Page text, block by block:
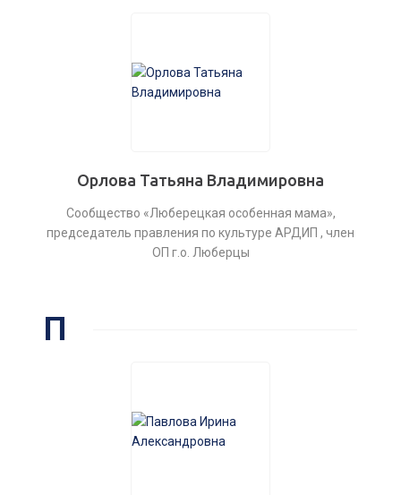
Орлова Татьяна Владимировна
Сообщество «Люберецкая особенная мама»,
председатель правления по культуре АРДИП , член
ОП г.о. Люберцы
П